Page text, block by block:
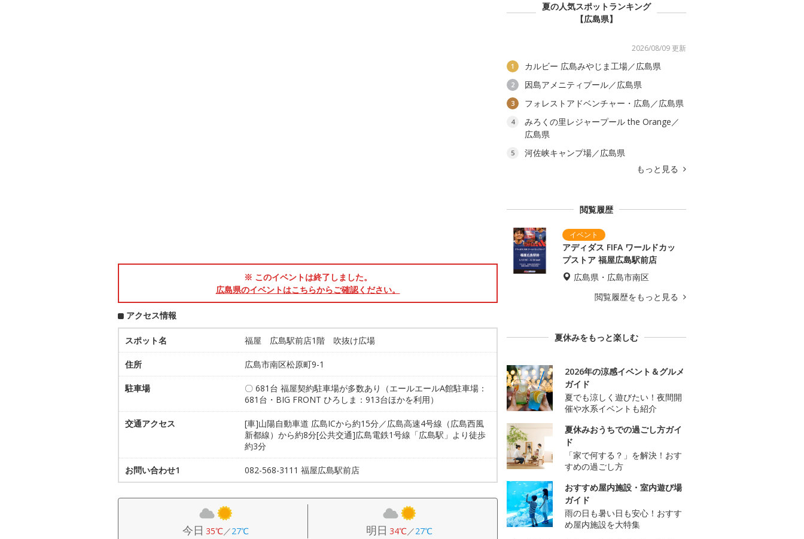
※ このイベントは終了しました。
広島県のイベントはこちらからご確認ください。
アクセス情報
スポット名 福屋 広島駅前店1階 吹抜け広場
住所 広島市南区松原町9-1
駐車場
〇 681台 福屋契約駐車場が多数あり（エールエールA館駐車場：
681台・BIG FRONT ひろしま：913台ほかを利用）
交通アクセス
[車]山陽自動車道 広島ICから約15分／広島高速4号線（広島西風
新都線）から約8分[公共交通]広島電鉄1号線「広島駅」より徒歩
約3分
お問い合わせ1 082-568-3111 福屋広島駅前店
今日 35℃／27℃ 明日 34℃／27℃
夏の人気スポットランキング
【広島県】
2026/08/09 更新
1 カルビー 広島みやじま工場／広島県
2 因島アメニティプール／広島県
3 フォレストアドベンチャー・広島／広島県
4
みろくの里レジャープール the Orange／
広島県
5
河佐峡キャンプ場／広島県
もっと見る
閲覧履歴
アディダス FIFA ワールドカッ
プストア 福屋広島駅前店
広島県・広島市南区
閲覧履歴をもっと見る
夏休みをもっと楽しむ
2026年の涼感イベント＆グルメ
ガイド
夏でも涼しく遊びたい！夜間開
催や水系イベントも紹介
夏休みおうちでの過ごし方ガイ
ド
「家で何する？」を解決！おす
すめの過ごし方
おすすめ屋内施設・室内遊び場
ガイド
雨の日も暑い日も安心！おすす
め屋内施設を大特集